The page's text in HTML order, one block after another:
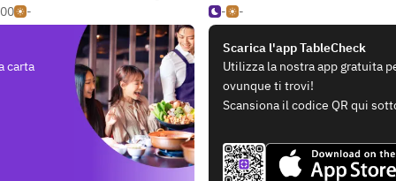
-
-
-
carta
Scarica l'app TableCheck
Utilizza la nostra app gratuita
ovunque ti trovi!
Scansiona il codice QR qui